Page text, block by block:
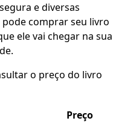
e diversas
comprar seu livro
ele vai chegar na sua
o preço do livro
Preço